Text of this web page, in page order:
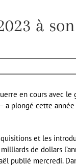
à
en cours avec le
a plongé cette
et les
de dollars
publié mercredi.